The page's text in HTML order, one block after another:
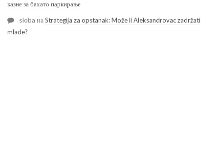
казне за бахато паркирање
sloba наStrategija za opstanak: Može li Aleksandrovac zadržati
mlade?